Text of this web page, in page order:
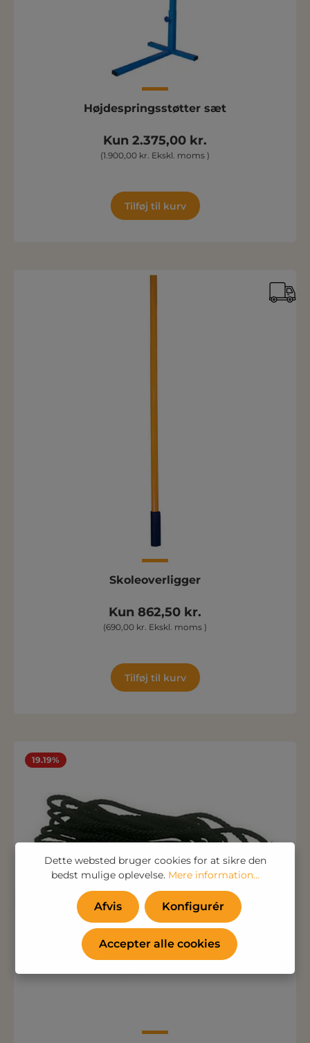
Højdespringsstøtter sæt
Kun 2.375,00 kr.
(1.900,00 kr. Ekskl. moms )
Tilføj til kurv
Skoleoverligger
Kun 862,50 kr.
(690,00 kr. Ekskl. moms )
Tilføj til kurv
19.19%
Dette websted bruger cookies for at sikre den
bedst mulige oplevelse. Mere information...
Afvis Konfigurér
Accepter alle cookies